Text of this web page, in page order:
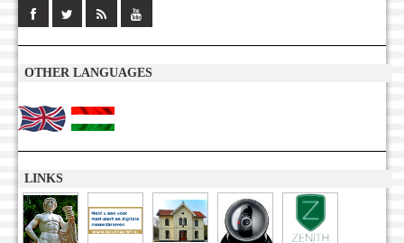
OTHER LANGUAGES
LINKS